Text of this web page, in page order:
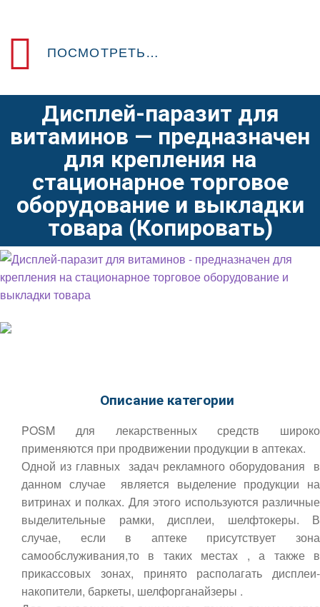
ПОСМОТРЕТЬ ПРЕДЫДУЩИЙ POSM-ДИЗАЙН
Дисплей-паразит для
витаминов — предназначен
для крепления на
стационарное торговое
оборудование и выкладки
товара (Копировать)
Описание категории
POSM для лекарственных средств широко
применяются при продвижении продукции в аптеках.
Одной из главных задач рекламного оборудования в
данном случае является выделение продукции на
витринах и полках. Для этого используются различные
выделительные рамки, дисплеи, шелфтокеры. В
случае, если в аптеке присутствует зона
самообслуживания,то в таких местах , а также в
прикассовых зонах, принято располагать дисплеи-
накопители, баркеты, шелфорганайзеры .